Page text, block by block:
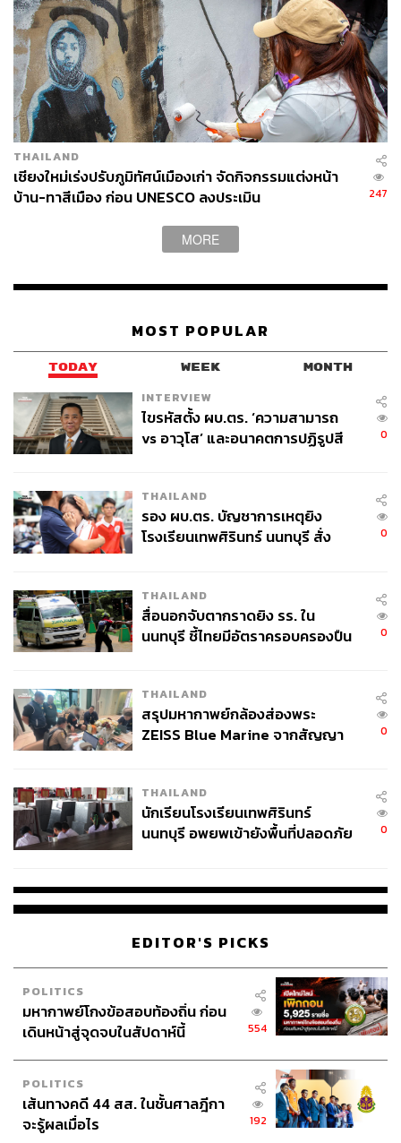
​ดนตรีโปงลางมีอานุภาพ มีเสน่ห์ และมีแรงดึงดูดใจ ถึงขั้นที่
​ทำไมโปงลางต้องกาฬสินธุ์
​ในขณะที่จังหวัดร้อยเอ็ดเป็นเมืองหลวงของโหวด จังหวัด
ขอนแก่นเป็นเมืองหลวงของแคน ส่วนจังหวัดกาฬสินธุ์นั้นเป็น
เมืองหลวงของโปงลาง
กาฬสินธุ์มายาวนาน ที่สำคัญคือมีความผูกพันกับวิถีชีวิตของ
ชาวบ้านอย่างแนบแน่น
จะคิดลายเพลงหรือทำนองเพลงขึ้นเอง เดิมจะมีเพียง 5 เสียง
คือ โด, เร, มี, ซอล, ลา เพียง 5 ตัวนี้ก็สามารถเล่นลายเพลง
อีสานและเพลงไทยเดิมได้เกือบทุกเพลง ต่อมาขยายเป็น 7 ตัว
และขยายเพิ่มเป็นโน้ต 13 ตัว
เสียงกระดึงคอวัวที่กระทบกันเวลาวัวเดินหรือวิ่ง กลายมาเป็น
ลายเพลงไล่วัวขึ้นภู
กาเต้นก้อน
​เมื่อสายลมพัดผ่านปลายยอดมะพร้าวพลิ้วไหว จึงกลายมาเป็น
ลมพัดพร้าว
เมื่อนกไซ (นกหัวขวาน) บินข้ามทุ่ง จึงกลายมาเป็นทำนอง
ลายเพลงนกไซบินข้ามทุ่งที่มีจังหวะรวดเร็วสนุกสนาน
THAILAND
เชียงใหม่เร่งปรับภูมิทัศน์เมืองเก่า จัดกิจกรรมแต่งหน้า
บ้าน-ทาสีเมือง ก่อน UNESCO ลงประเมิน
247
MORE
MOST POPULAR
TODAY WEEK MONTH
INTERVIEW
ไขรหัสตั้ง ผบ.ตร. ‘ความสามารถ
vs อาวุโส’ และอนาคตการปฏิรูปสี
0
THAILAND
รอง ผบ.ตร. บัญชาการเหตุยิง
โรงเรียนเทพศิรินทร์ นนทบุรี สั่ง
0
THAILAND
สื่อนอกจับตากราดยิง รร. ใน
นนทบุรี ชี้ไทยมีอัตราครอบครองปืน
0
THAILAND
สรุปมหากาพย์กล้องส่องพระ
ZEISS Blue Marine จากสัญญา
จ่ายหนี้-แอบระบุแบรนด์
0
THAILAND
นักเรียนโรงเรียนเทพศิรินทร์
นนทบุรี อพยพเข้ายังพื้นที่ปลอดภัย
0
EDITOR'S PICKS
POLITICS
มหากาพย์โกงข้อสอบท้องถิ่น ก่อน
เดินหน้าสู่จุดจบในสัปดาห์นี้
554
POLITICS
เส้นทางคดี 44 สส. ในชั้นศาลฎีกา
จะรู้ผลเมื่อไร
192